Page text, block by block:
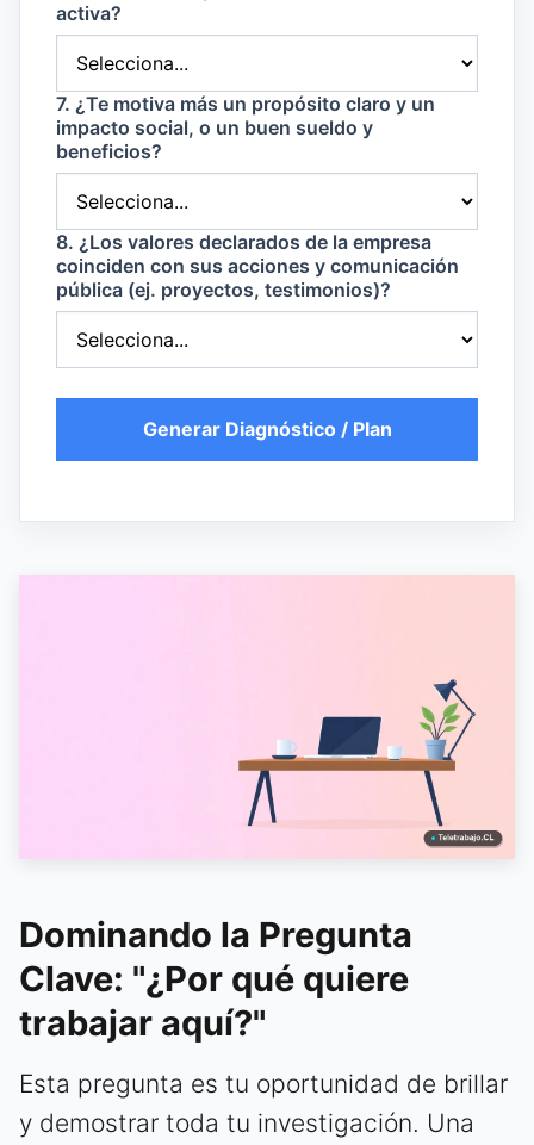
activa?
7. ¿Te motiva más un propósito claro y un
impacto social, o un buen sueldo y
beneficios?
8. ¿Los valores declarados de la empresa
coinciden con sus acciones y comunicación
pública (ej. proyectos, testimonios)?
Generar Diagnóstico / Plan
Dominando la Pregunta
Clave: "¿Por qué quiere
trabajar aquí?"
Esta pregunta es tu oportunidad de brillar
y demostrar toda tu investigación. Una